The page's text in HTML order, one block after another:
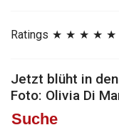
Ratings
Jetzt blüht in
Foto: Olivia Di
Suche